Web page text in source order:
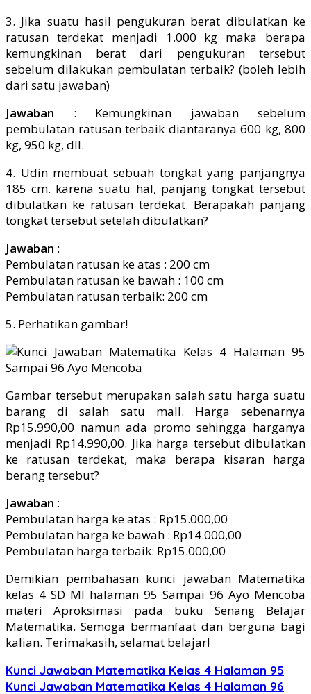
3. Jika suatu hasil pengukuran berat dibulatkan ke
ratusan terdekat menjadi 1.000 kg maka berapa
kemungkinan berat dari pengukuran tersebut
sebelum dilakukan pembulatan terbaik? (boleh lebih
dari satu jawaban)
Jawaban : Kemungkinan jawaban sebelum
pembulatan ratusan terbaik diantaranya 600 kg, 800
kg, 950 kg, dll.
4. Udin membuat sebuah tongkat yang panjangnya
185 cm. karena suatu hal, panjang tongkat tersebut
dibulatkan ke ratusan terdekat. Berapakah panjang
tongkat tersebut setelah dibulatkan?
Jawaban :
Pembulatan ratusan ke atas : 200 cm
Pembulatan ratusan ke bawah : 100 cm
Pembulatan ratusan terbaik: 200 cm
5. Perhatikan gambar!
Gambar tersebut merupakan salah satu harga suatu
barang di salah satu mall. Harga sebenarnya
Rp15.990,00 namun ada promo sehingga harganya
menjadi Rp14.990,00. Jika harga tersebut dibulatkan
ke ratusan terdekat, maka berapa kisaran harga
berang tersebut?
Jawaban :
Pembulatan harga ke atas : Rp15.000,00
Pembulatan harga ke bawah : Rp14.000,00
Pembulatan harga terbaik: Rp15.000,00
Demikian pembahasan kunci jawaban Matematika
kelas 4 SD MI halaman 95 Sampai 96 Ayo Mencoba
materi Aproksimasi pada buku Senang Belajar
Matematika. Semoga bermanfaat dan berguna bagi
kalian. Terimakasih, selamat belajar!
Kunci Jawaban Matematika Kelas 4 Halaman 95
Kunci Jawaban Matematika Kelas 4 Halaman 96